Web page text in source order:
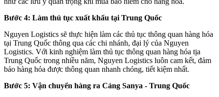
Bước 4: Làm thủ tục xuất khẩu tại Trung Quốc
Nguyen Logistics sẽ thực hiện làm các thủ tục thông quan hàng hóa
tại Trung Quốc thông qua các chi nhánh, đại lý của Nguyen
Logistics. Với kinh nghiệm làm thủ tục thông quan hàng hóa tịa
Trung Quốc trong nhiều năm, Nguyen Logistics luôn cam kết, đảm
bảo hàng hóa được thông quan nhanh chóng, tiết kiệm nhất.
Bước 5: Vận chuyển hàng ra Cảng Sanya - Trung Quốc